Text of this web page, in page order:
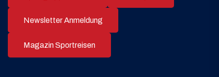
Newsletter Anmeldung
Magazin Sportreisen